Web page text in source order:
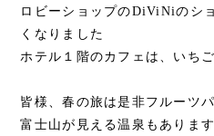
ロビーショップのDiViNiのシ
くなりました
ホテル１階のカフェは、いち
皆様、春の旅は是非フルーツ
富士山が見える温泉もありま